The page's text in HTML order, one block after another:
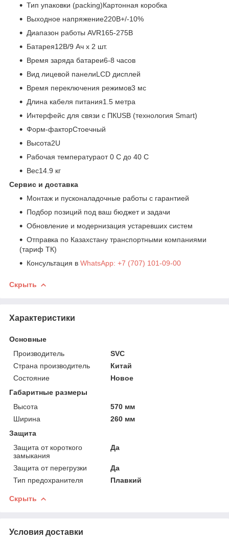
Тип упаковки (packing)Картонная коробка
Выходное напряжение220В+/-10%
Диапазон работы AVR165-275В
Батарея12В/9 Ач х 2 шт.
Время заряда батареи6-8 часов
Вид лицевой панелиLCD дисплей
Время переключения режимов3 мс
Длина кабеля питания1.5 метра
Интерфейс для связи с ПКUSB (технология Smart)
Форм-факторСтоечный
Высота2U
Рабочая температураот 0 С до 40 С
Вес14.9 кг
Сервис и доставка
Монтаж и пусконаладочные работы с гарантией
Подбор позиций под ваш бюджет и задачи
Обновление и модернизация устаревших систем
Отправка по Казахстану транспортными компаниями
(тариф ТК)
Консультация в WhatsApp: +7 (707) 101-09-00
Скрыть
Характеристики
Основные
Производитель
SVC
Страна производитель
Китай
Состояние
Новое
Габаритные размеры
Высота
570 мм
Ширина
260 мм
Защита
Защита от короткого
замыкания
Да
Защита от перегрузки
Да
Тип предохранителя
Плавкий
Скрыть
Условия доставки